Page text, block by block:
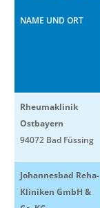
NAME UND ORT
Rheumaklinik
Ostbayern
94072 Bad Füssing
Johannesbad Reha-
Kliniken GmbH &